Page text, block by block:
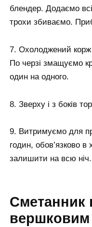
блендер. Додаємо всі
трохи збиваємо.
7. Охолоджений корж
По черзі змащуємо
один на одного.
8. Зверху і з боків
9. Витримуємо для
годин, обов’язково
залишити на всю ніч.
Сметанник